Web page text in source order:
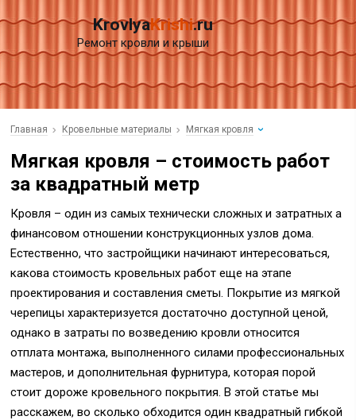
KrovlyaKrishi.ru
Ремонт кровли и крыши
Главная Кровельные материалы Мягкая кровля
Мягкая кровля – стоимость работ
за квадратный метр
Кровля – один из самых технически сложных и затратных a
финансовом отношении конструкционных узлов дома.
Естественно, что застройщики начинают интересоваться,
какова стоимость кровельных работ еще на этапе
проектирования и составления сметы. Покрытие из мягкой
черепицы характеризуется достаточно доступной ценой,
однако в затраты по возведению кровли относится
отплата монтажа, выполненного силами профессиональных
мастеров, и дополнительная фурнитура, которая порой
стоит дороже кровельного покрытия. В этой статье мы
расскажем, во сколько обходится один квадратный гибкой